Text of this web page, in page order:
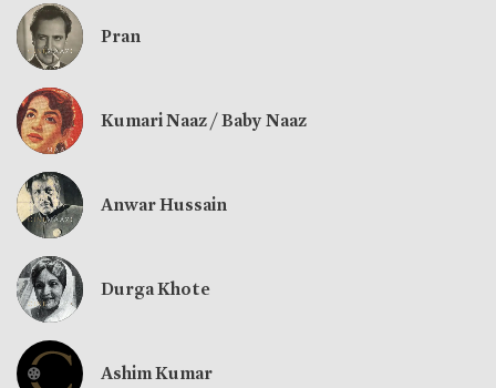
Pran
Kumari Naaz / Baby Naaz
Anwar Hussain
Durga Khote
Ashim Kumar